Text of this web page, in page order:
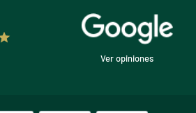
Ver opiniones